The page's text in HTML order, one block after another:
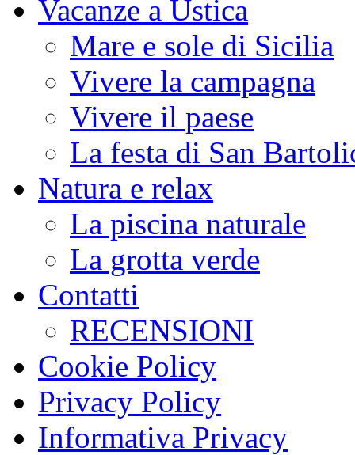
Vacanze a Ustica
Mare e sole di Sicilia
Vivere la campagna
Vivere il paese
La festa di San
Natura e relax
La piscina naturale
La grotta verde
Contatti
RECENSIONI
Cookie Policy
Privacy Policy
Informativa Privacy